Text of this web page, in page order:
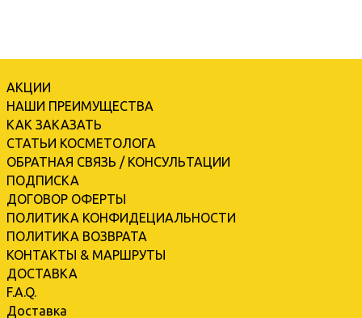
АКЦИИ
НАШИ ПРЕИМУЩЕСТВА
КАК ЗАКАЗАТЬ
СТАТЬИ КОСМЕТОЛОГА
ОБРАТНАЯ СВЯЗЬ / КОНСУЛЬТАЦИИ
ПОДПИСКА
ДОГОВОР ОФЕРТЫ
ПОЛИТИКА КОНФИДЕЦИАЛЬНОСТИ
ПОЛИТИКА ВОЗВРАТА
КОНТАКТЫ & МАРШРУТЫ
ДОСТАВКА
F.A.Q.
Доставка